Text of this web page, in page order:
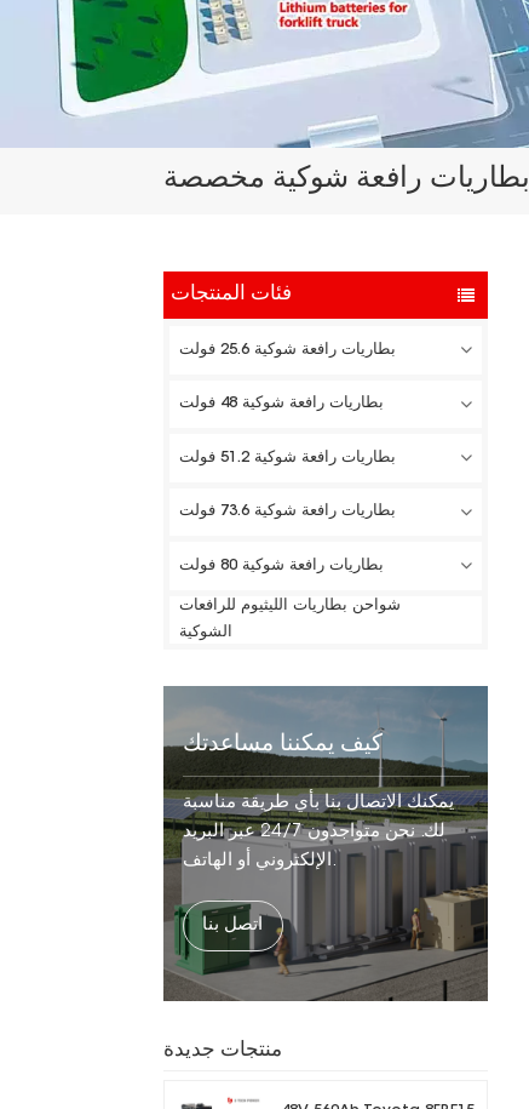
بطاريات رافعة شوكية مخصصة
فئات المنتجات
بطاريات رافعة شوكية 25.6 فولت
بطاريات رافعة شوكية 48 فولت
بطاريات رافعة شوكية 51.2 فولت
بطاريات رافعة شوكية 73.6 فولت
بطاريات رافعة شوكية 80 فولت
شواحن بطاريات الليثيوم للرافعات
الشوكية
كيف يمكننا مساعدتك
يمكنك الاتصال بنا بأي طريقة مناسبة
لك. نحن متواجدون 24/7 عبر البريد
الإلكتروني أو الهاتف.
اتصل بنا
منتجات جديدة